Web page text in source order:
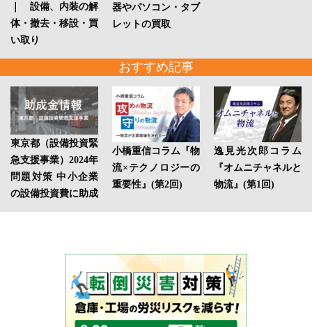
｜ 設備、内装の解
体・撤去・移設・買
い取り
器やパソコン・タブ
レットの買取
おすすめ記事
東京都（設備投資緊
急支援事業）2024年
問題対策 中小企業
の設備投資費に助成
小橋重信コラム『物
流×テクノロジーの
重要性』(第2回)
逸見光次郎コラム
『オムニチャネルと
物流』(第1回)